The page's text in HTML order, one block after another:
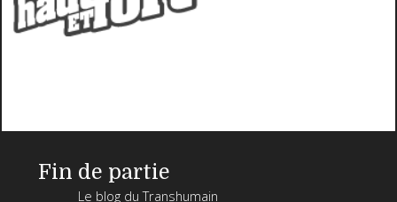
Fin de partie
Le blog du Transhumain